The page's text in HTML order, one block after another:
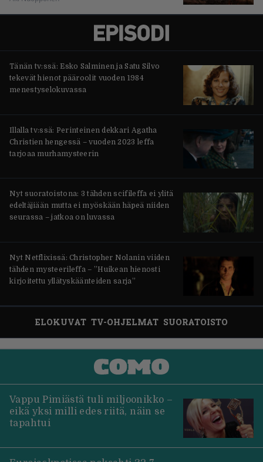
Tänän tv:ssä: Esko Salminen ja Satu Silvo
tekevät hienot pääroolit vuoden 1984
menestyselokuvassa
Illalla tv:ssä: Perinteinen dekkari Agatha
Christien hengessä – vuoden 2023 leffa
tarjoaa murhamysteerin
Nyt suoratoistona: 3 tähden scifileffa ei ylitä
edeltäjiään mutta ei myöskään häpeä niiden
seurassa – jatkoa on luvassa
Nyt Netflixissä: Christopher Nolanin viiden
tähden mysteerileffa – ”Huikean hienosti
kirjoitettu yllätyskäänteiden sarja”
ELOKUVAT TV-OHJELMAT SUORATOISTO
Vappu Pimiästä tuli miljoonikko –
eikä yksi milli edes riitä, näin se
tapahtui